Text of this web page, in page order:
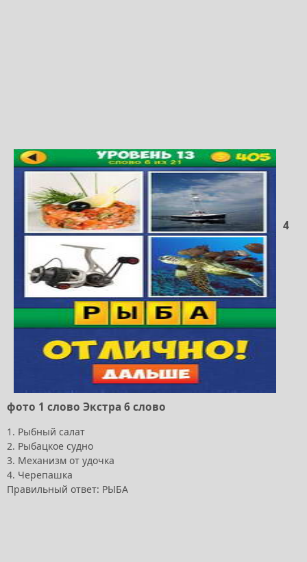
4
фото 1 слово Экстра 6 слово
1. Рыбный салат
2. Рыбацкое судно
3. Механизм от удочка
4. Черепашка
Правильный ответ: РЫБА